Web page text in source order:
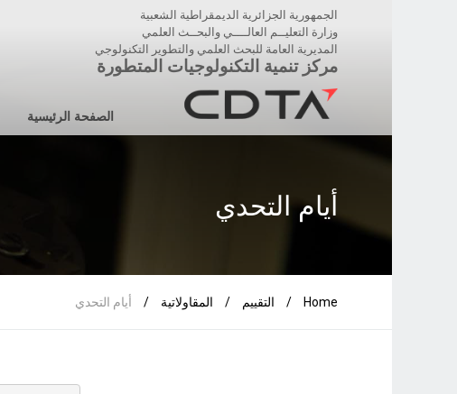
الجمهورية الجزائرية الديمقراطية الشعبية
وزارة التعليــم العالــــي والبحــث العلمي
المديرية العامة للبحث العلمي والتطوير التكنولوجي
مركز تنمية التكنولوجيات المتطورة
الصفحة الرئيسية
أيام التحدي
Home
/ التقييم / المقاولاتية / أيام التحدي